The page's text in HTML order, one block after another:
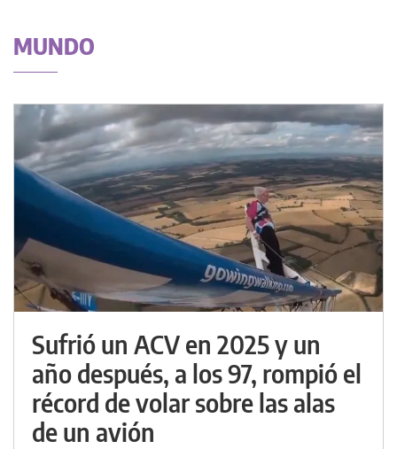
MUNDO
Sufrió un ACV en 2025 y un
año después, a los 97, rompió el
récord de volar sobre las alas
de un avión